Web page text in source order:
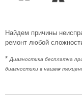
Найдем причины
ремонт любой
* Диагностика бесплатна
диагностики в нашем